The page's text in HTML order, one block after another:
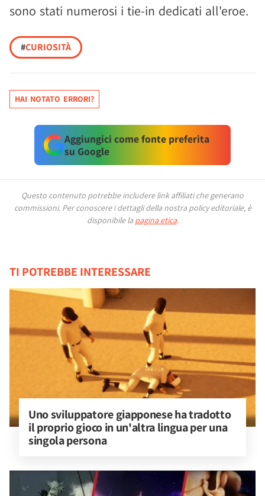
sono stati numerosi i tie-in dedicati all'eroe.
#CURIOSITÀ
HAI NOTATO ERRORI?
Aggiungici come fonte preferita
su Google
Questo contenuto potrebbe includere link affiliati che generano
commissioni. Per conoscere i dettagli della nostra policy editoriale, è
disponibile la pagina etica.
TI POTREBBE INTERESSARE
Uno sviluppatore giapponese ha tradotto
il proprio gioco in un'altra lingua per una
singola persona